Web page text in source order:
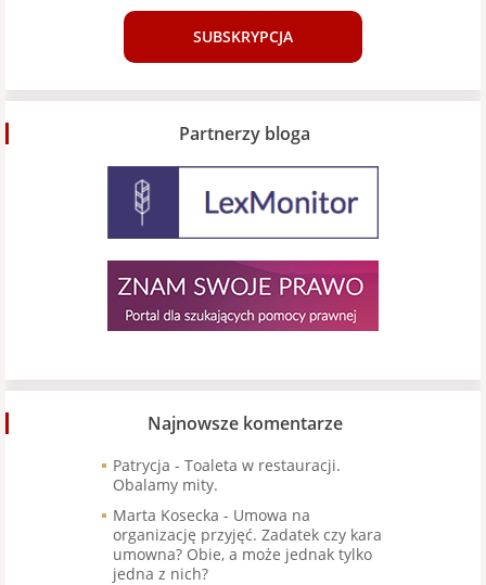
SUBSKRYPCJA
Partnerzy bloga
Najnowsze komentarze
Patrycja - Toaleta w restauracji.
Obalamy mity.
Marta Kosecka - Umowa na
organizację przyjęć. Zadatek czy kara
umowna? Obie, a może jednak tylko
jedna z nich?